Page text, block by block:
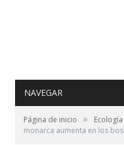
NAVEGAR
Página de inicio » Ecología
monarca aumenta en los